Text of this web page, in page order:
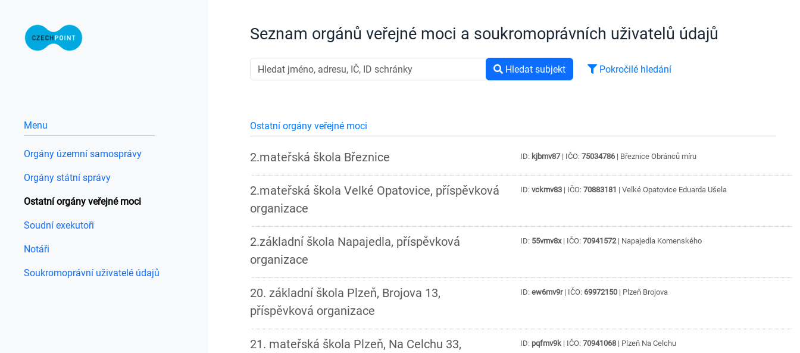
Menu
Orgány územní samosprávy
Orgány státní správy
Ostatní orgány veřejné moci
Soudní exekutoři
Notáři
Soukromoprávní uživatelé údajů
Seznam orgánů veřejné moci a soukromoprávních uživatelů údajů
Hledat subjekt Pokročilé hledání
Ostatní orgány veřejné moci
2.mateřská škola Březnice ID: kjbmv87| IČO:75034786| BřezniceObránců míru
2.mateřská škola Velké Opatovice, příspěvková
organizace
ID:vckmv83 | IČO:70883181 | Velké Opatovice Eduarda Ušela
2.základní škola Napajedla, příspěvková
organizace
ID: 55vmv8x| IČO:70941572| Napajedla Komenského
20. základní škola Plzeň, Brojova 13,
příspěvková organizace
ID:ew6mv9r| IČO: 69972150 | Plzeň Brojova
21. mateřská škola Plzeň, Na Celchu 33,
ID: pqfmv9k | IČO:70941068 | Plzeň Na Celchu